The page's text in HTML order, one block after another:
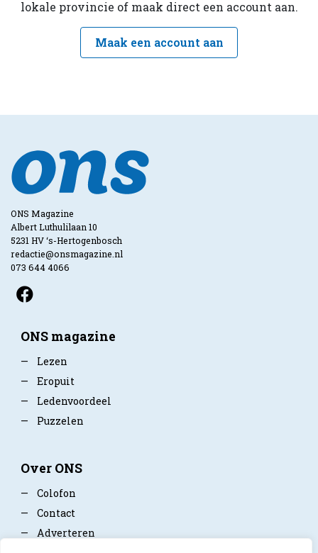
lokale provincie of maak direct een account aan.
Maak een account aan
ONS Magazine
Albert Luthulilaan 10
5231 HV ‘s-Hertogenbosch
redactie@onsmagazine.nl
073 644 4066
ONS magazine
—
Lezen
—
Eropuit
—
Ledenvoordeel
—
Puzzelen
Over ONS
—
Colofon
—
Contact
—
Adverteren